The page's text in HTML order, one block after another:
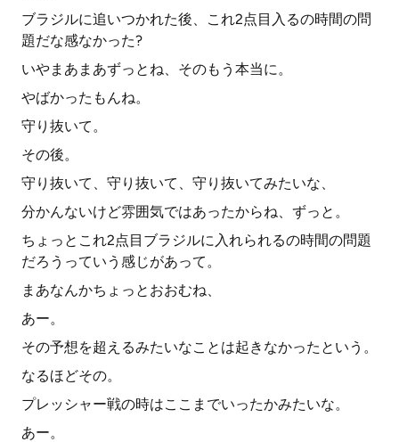
ブラジルに追いつかれた後、これ2点目入るの時間の問
題だな感なかった?
いやまあまあずっとね、そのもう本当に。
やばかったもんね。
守り抜いて。
その後。
守り抜いて、守り抜いて、守り抜いてみたいな、
分かんないけど雰囲気ではあったからね、ずっと。
ちょっとこれ2点目ブラジルに入れられるの時間の問題
だろうっていう感じがあって。
まあなんかちょっとおおむね、
あー。
その予想を超えるみたいなことは起きなかったという。
なるほどその。
プレッシャー戦の時はここまでいったかみたいな。
あー。